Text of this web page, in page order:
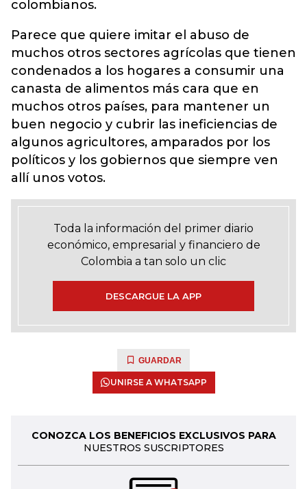
colombianos.
Parece que quiere imitar el abuso de
muchos otros sectores agrícolas que tienen
condenados a los hogares a consumir una
canasta de alimentos más cara que en
muchos otros países, para mantener un
buen negocio y cubrir las ineficiencias de
algunos agricultores, amparados por los
políticos y los gobiernos que siempre ven
allí unos votos.
Toda la información del primer diario
económico, empresarial y financiero de
Colombia a tan solo un clic
DESCARGUE LA APP
GUARDAR
UNIRSE A WHATSAPP
CONOZCA LOS BENEFICIOS EXCLUSIVOS PARA
NUESTROS SUSCRIPTORES